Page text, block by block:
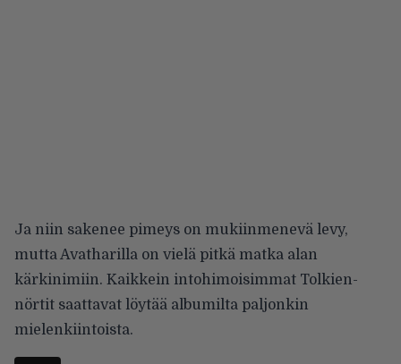
Ja niin sakenee pimeys on mukiinmenevä levy,
mutta Avatharilla on vielä pitkä matka alan
kärkinimiin. Kaikkein intohimoisimmat Tolkien-
nörtit saattavat löytää albumilta paljonkin
mielenkiintoista.